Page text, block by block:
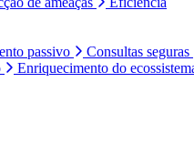
passivo
Consultas seguras
Enriquecimento do